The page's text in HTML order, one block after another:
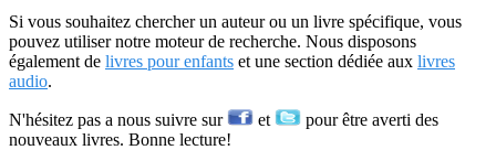
Si vous souhaitez chercher un auteur ou un livre spécifique, vous
pouvez utiliser notre moteur de recherche. Nous disposons
également de livres pour enfants et une section dédiée aux livres
audio.
N'hésitez pas a nous suivre sur et
pour être averti des
nouveaux livres. Bonne lecture!